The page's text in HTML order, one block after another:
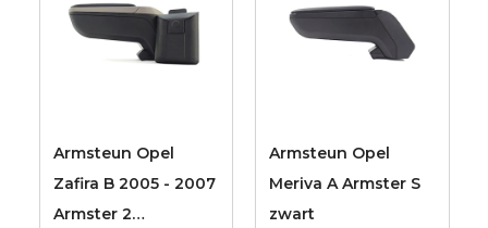
Armsteun Opel
Zafira B 2005 - 2007
Armster 2
Armsteun Opel
Meriva A Armster S
zwart